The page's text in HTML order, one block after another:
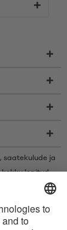
saatekulude ja
kokku lepitud
SIG, Inc.